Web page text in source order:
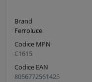
Brand
Ferroluce
Codice MPN
C1615
Codice EAN
8056772561425